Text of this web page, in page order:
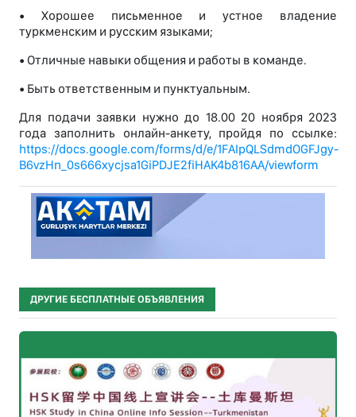
• Хорошее письменное и устное владение
туркменским и русским языками;
• Отличные навыки общения и работы в команде.
• Быть ответственным и пунктуальным.
Для подачи заявки нужно до 18.00 20 ноября 2023
года заполнить онлайн-анкету, пройдя по ссылке:
https://docs.google.com/forms/d/e/1FAIpQLSdmdOGFJgy-
B6vzHn_0s666xycjsa1GiPDJE2fiHAK4b816AA/viewform
ДРУГИЕ БЕСПЛАТНЫЕ ОБЪЯВЛЕНИЯ